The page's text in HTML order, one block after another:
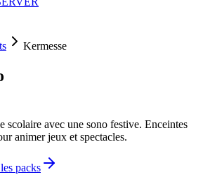
Kermesse
scolaire avec une sono festive. Enceintes
animer jeux et spectacles.
packs